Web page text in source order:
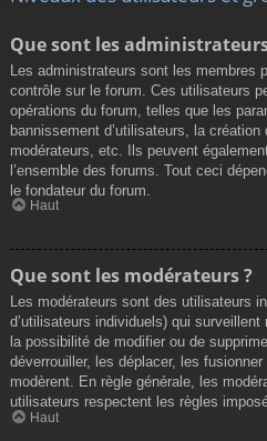
Que sont les
Les administrateurs sont les membres
contrôle sur le forum. Ces utilisateurs
opérations du forum, telles que les
bannissement d’utilisateurs, la
modérateurs, etc. Ils peuvent
l’ensemble des forums. Tout ceci
le fondateur du forum.
Haut
Que sont les modérateurs ?
Les modérateurs sont des utilisateurs
d’utilisateurs individuels) qui
la possibilité de modifier ou de
déverrouiller, les déplacer, les
modèrent. En règle générale, les
utilisateurs respectent les règles
Haut